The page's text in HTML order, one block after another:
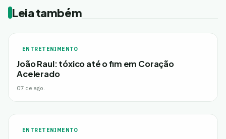
Leia também
ENTRETENIMENTO
João Raul: tóxico até o fim em Coração
Acelerado
07 de ago.
ENTRETENIMENTO